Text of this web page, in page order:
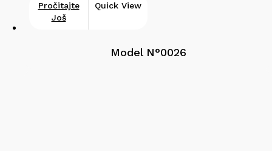
Pročitajte
Još
Quick View
Model N°0026